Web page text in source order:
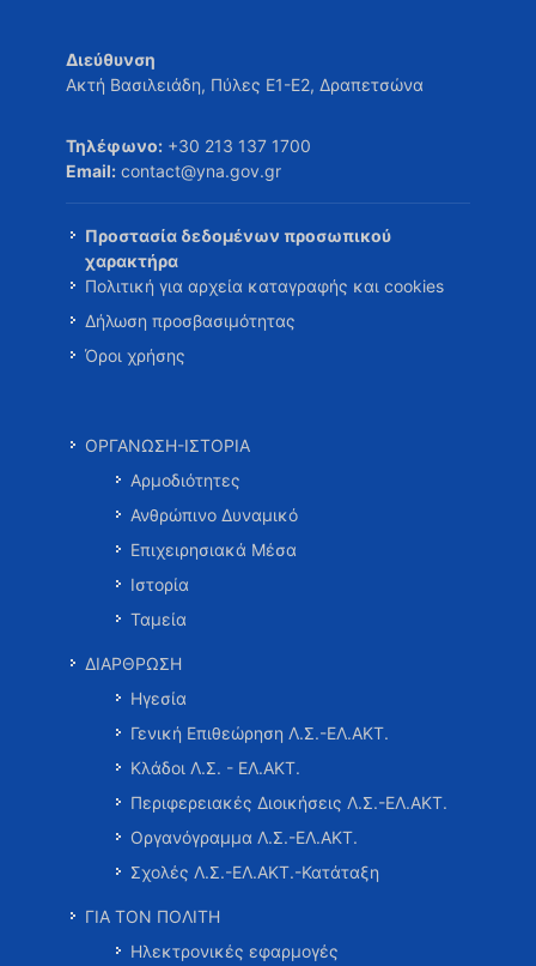
Διεύθυνση
Ακτή Βασιλειάδη, Πύλες Ε1-Ε2, Δραπετσώνα
Τηλέφωνο: +30 213 137 1700
Email: contact@yna.gov.gr
Προστασία δεδομένων προσωπικού
χαρακτήρα
Πολιτική για αρχεία καταγραφής και cookies
Δήλωση προσβασιμότητας
Όροι χρήσης
ΟΡΓΑΝΩΣΗ-ΙΣΤΟΡΙΑ
Αρμοδιότητες
Ανθρώπινο Δυναμικό
Επιχειρησιακά Μέσα
Ιστορία
Ταμεία
ΔΙΑΡΘΡΩΣΗ
Ηγεσία
Γενική Επιθεώρηση Λ.Σ.-ΕΛ.ΑΚΤ.
Κλάδοι Λ.Σ. - ΕΛ.ΑΚΤ.
Περιφερειακές Διοικήσεις Λ.Σ.-ΕΛ.ΑΚΤ.
Οργανόγραμμα Λ.Σ.-ΕΛ.ΑΚΤ.
Σχολές Λ.Σ.-ΕΛ.ΑΚΤ.-Κατάταξη
ΓΙΑ ΤΟΝ ΠΟΛΙΤΗ
Ηλεκτρονικές εφαρμογές